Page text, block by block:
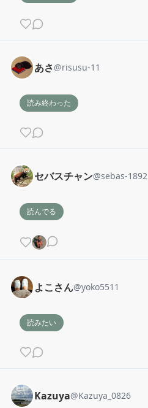
あさ@risusu-11
読み終わった
セバスチャン@sebas-1892
読んでる
よこさん@yoko5511
読みたい
Kazuya@Kazuya_0826